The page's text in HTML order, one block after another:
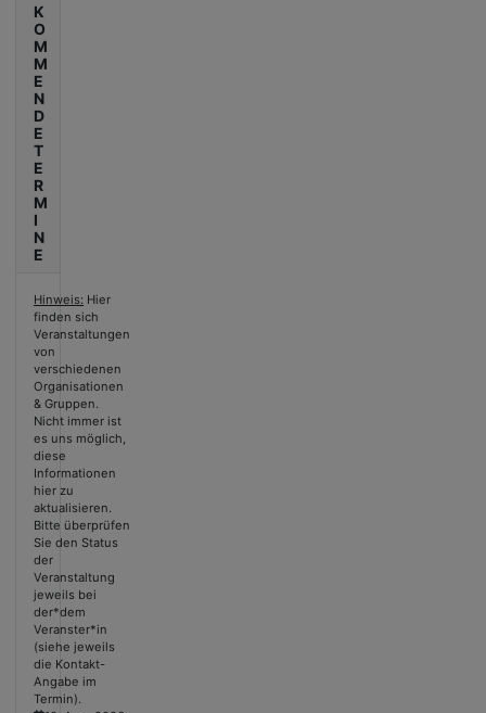
K
O
M
M
E
N
D
E
T
E
R
M
I
N
E
Hinweis: Hier
finden sich
Veranstaltungen
von
verschiedenen
Organisationen
& Gruppen.
Nicht immer ist
es uns möglich,
diese
Informationen
hier zu
aktualisieren.
Bitte überprüfen
Sie den Status
der
Veranstaltung
jeweils bei
der*dem
Veranster*in
(siehe jeweils
die Kontakt-
Angabe im
Termin).